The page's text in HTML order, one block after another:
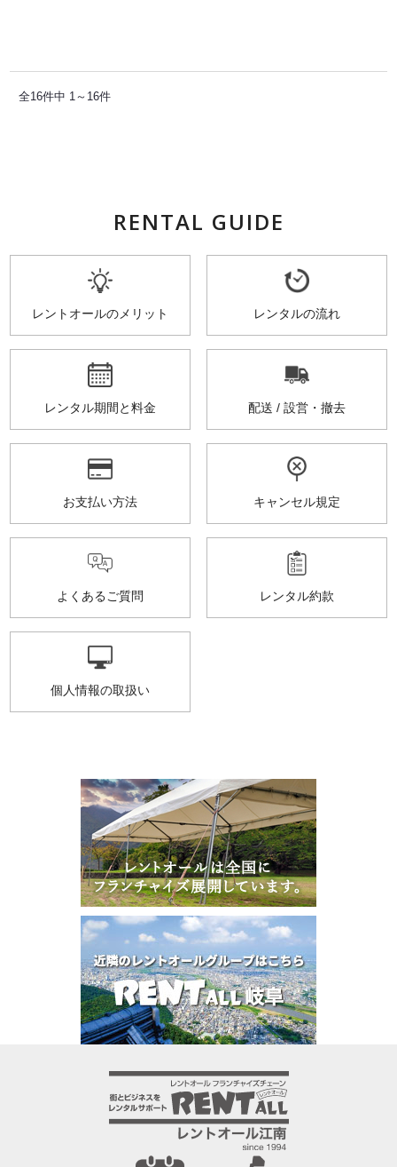
全16件中 1～16件
RENTAL GUIDE
レントオールのメリット レンタルの流れ
レンタル期間と料金 配送 / 設営・撤去
お支払い方法 キャンセル規定
よくあるご質問 レンタル約款
個人情報の取扱い